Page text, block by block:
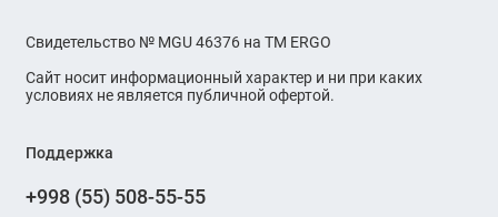
Свидетельство № MGU 46376 на ТМ ERGO
Сайт носит информационный характер и ни при каких
условиях не является публичной офертой.
Поддержка
+998 (55) 508-55-55